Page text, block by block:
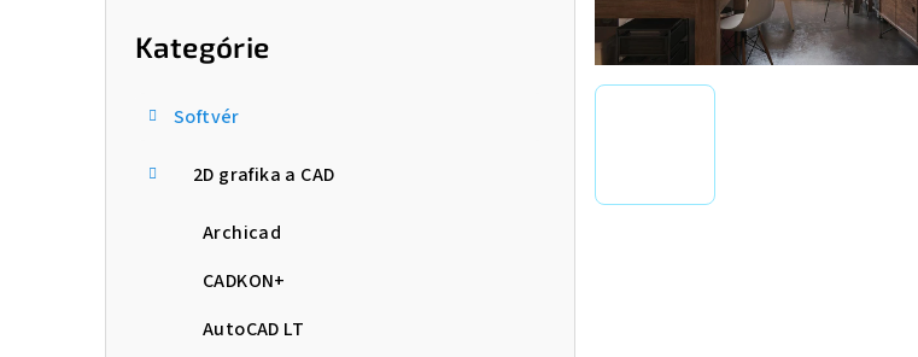
Kategórie
Softvér
2D grafika a CAD
Archicad
CADKON+
AutoCAD LT